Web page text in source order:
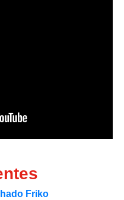
Friko